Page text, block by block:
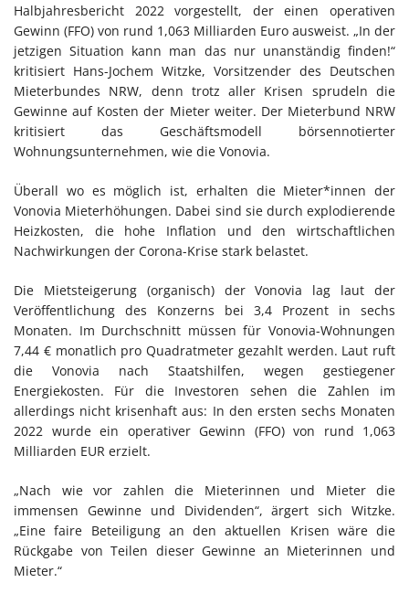
Halbjahresbericht 2022 vorgestellt, der einen operativen
Gewinn (FFO) von rund 1,063 Milliarden Euro ausweist. „In der
jetzigen Situation kann man das nur unanständig finden!“
kritisiert Hans-Jochem Witzke, Vorsitzender des Deutschen
Mieterbundes NRW, denn trotz aller Krisen sprudeln die
Gewinne auf Kosten der Mieter weiter. Der Mieterbund NRW
kritisiert das Geschäftsmodell börsennotierter
Wohnungsunternehmen, wie die Vonovia.
Überall wo es möglich ist, erhalten die Mieter*innen der
Vonovia Mieterhöhungen. Dabei sind sie durch explodierende
Heizkosten, die hohe Inflation und den wirtschaftlichen
Nachwirkungen der Corona-Krise stark belastet.
Die Mietsteigerung (organisch) der Vonovia lag laut der
Veröffentlichung des Konzerns bei 3,4 Prozent in sechs
Monaten. Im Durchschnitt müssen für Vonovia-Wohnungen
7,44 € monatlich pro Quadratmeter gezahlt werden. Laut ruft
die Vonovia nach Staatshilfen, wegen gestiegener
Energiekosten. Für die Investoren sehen die Zahlen im
allerdings nicht krisenhaft aus: In den ersten sechs Monaten
2022 wurde ein operativer Gewinn (FFO) von rund 1,063
Milliarden EUR erzielt.
„Nach wie vor zahlen die Mieterinnen und Mieter die
immensen Gewinne und Dividenden“, ärgert sich Witzke.
„Eine faire Beteiligung an den aktuellen Krisen wäre die
Rückgabe von Teilen dieser Gewinne an Mieterinnen und
Mieter.“